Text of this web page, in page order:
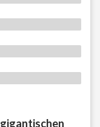
gigantischen